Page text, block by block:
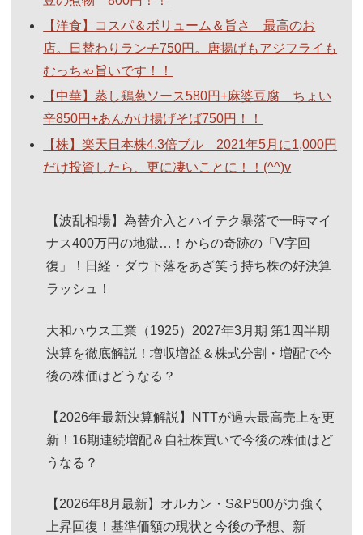
【洋食】コスパ＆ボリューム＆旨さ 最高のお
店。日替わりランチ750円。唐揚げもアジフライも
むっちゃ旨いです！！
【中華】蒸し鶏葱ソース580円+麻婆豆腐 ちょい
辛850円+あんかけ揚げそば750円！！
【株】楽天日本株4.3倍ブル 2021年5月に1,000円
だけ投資したら、更に凄いことに！！(^^)v
【波乱相場】為替介入とハイテク暴落で一時マイ
ナス400万円の地獄…！からの奇跡の「V字回
復」！日経・ダウ下落をあざ笑う持ち株の好決算
ラッシュ！
大和ハウス工業（1925）2027年3月期 第1四半期
決算を徹底解説！増収増益＆株式分割・増配で今
後の株価はどうなる？
【2026年最新決算解説】NTTが過去最高売上を更
新！16期連続増配＆自社株買いで今後の株価はど
うなる？
【2026年8月最新】オルカン・S&P500が力強く
上昇回復！基準価額の現状と今後の予想、新